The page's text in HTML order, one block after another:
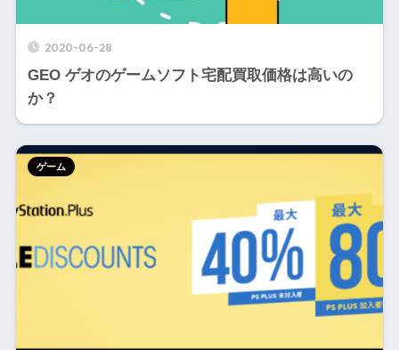
2020-06-28
GEO ゲオのゲームソフト宅配買取価格は高いの
か？
ゲーム